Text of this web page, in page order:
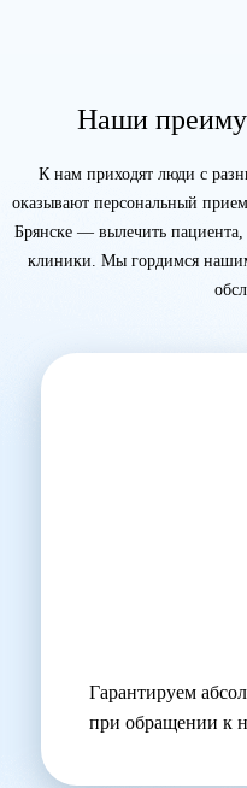
Наши
К нам приходят люди с
оказывают персональный
Брянске — вылечить пациента,
клиники. Мы гордимся
Гарантируем
при обращении к